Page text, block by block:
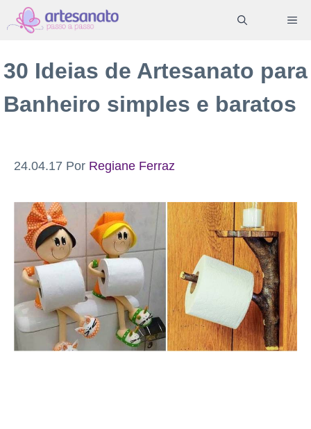
Pular
para
conteúdo
30 Ideias de Artesanato para
Banheiro simples e baratos
24.04.17 Por Regiane Ferraz